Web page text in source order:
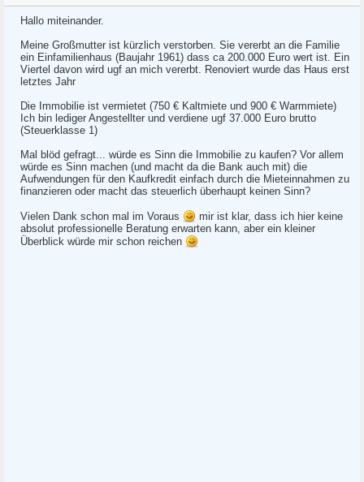
Hallo miteinander.
Meine Großmutter ist kürzlich verstorben. Sie vererbt an die Familie
ein Einfamilienhaus (Baujahr 1961) dass ca 200.000 Euro wert ist. Ein
Viertel davon wird ugf an mich vererbt. Renoviert wurde das Haus erst
letztes Jahr
Die Immobilie ist vermietet (750 € Kaltmiete und 900 € Warmmiete)
Ich bin lediger Angestellter und verdiene ugf 37.000 Euro brutto
(Steuerklasse 1)
Mal blöd gefragt... würde es Sinn die Immobilie zu kaufen? Vor allem
würde es Sinn machen (und macht da die Bank auch mit) die
Aufwendungen für den Kaufkredit einfach durch die Mieteinnahmen zu
finanzieren oder macht das steuerlich überhaupt keinen Sinn?
Vielen Dank schon mal im Voraus
mir ist klar, dass ich hier keine
absolut professionelle Beratung erwarten kann, aber ein kleiner
Überblick würde mir schon reichen